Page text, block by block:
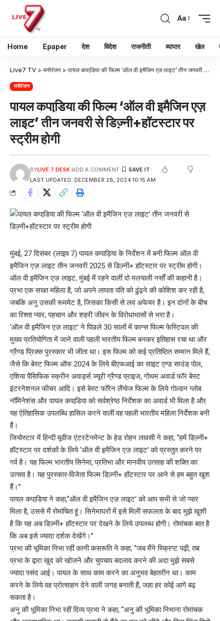
Aa
Home Epaper देश विदेश राजनीती व्यापार खेल
Live7 TV > मनोरंजन > पायल कपाडि़या की फिल्‍म ‘ऑल वी इमैजिन एज़ लाइट’ तीन जनवरी से डिज्‍़नी+हॉटस्‍टार पर स्‍ट्रीम होगी
मनोरंजन
पायल कपाडि़या की फिल्‍म ‘ऑल वी इमैजिन एज़
लाइट’ तीन जनवरी से डिज्‍़नी+हॉटस्‍टार पर
स्‍ट्रीम होगी
LAST UPDATED: DECEMBER 28, 2024 10:15 AM
BYLIVE 7 DESK ADD A COMMENT
मुंबई, 27 दिसंबर (लाइव 7) पायल कपाड़िया के निर्देशन में बनी फिल्म ऑल वी
इमैजिन एज़ लाइट तीन जनवरी 2025 से डिज्‍़नी+ हॉटस्‍टार पर स्‍ट्रीम होगी।
ऑल वी इमैजिन एज़ लाइट, मुंबई में रहने वालीं दो मलयाली नर्सों की कहानी है।
प्रभा एक सख्‍त महिला है, जो अपने लापता पति को ढुंढ़ने की कोशिश कर रही है,
जबकि अनु उसकी रूममेट है, जिसका किसी से लव अफेयर है। इन दोनों के बीच
का रिश्‍ता प्‍यार, पहचान और शहरी जीवन के विरोधाभासों से भरा है।
‘ऑल वी इमैजिन एज़ लाइट’ ने पिछले 30 सालों में कान्‍स फिल्‍म फेस्टिवल की
मुख्‍य प्रति‍योगिता में जाने वाली पहली भारतीय फिल्‍म बनकर इतिहास रचा था और
ग्रैण्‍ड प्रिक्‍स पुरस्‍कार भी जीता था। इस फिल्‍म को कई प्रतिष्ठित सम्‍मान मिले हैं,
जैसे कि बेस्‍ट फिल्‍म ऑफ 2024 के लिये बीएफआई का साइट एण्‍ड साउंड पोल,
एशिया पैसिफिक स्‍क्रीन अवार्ड्स ज्‍यूरी ग्रैण्‍ड प्राइज, गोथम अवार्ड फॉर बेस्‍ट
इंटरनेशनल फीचर आदि। इसे बेस्‍ट फॉरेन लैंग्‍वेज फिल्‍म के लिये गोल्‍डन ग्‍लोब
नॉमिनेशंस और पायल कपाडि़या को सर्वश्रेष्ठ निर्देशक का अवार्ड भी मिला है और
यह ऐतिहासिक उपलब्धि हासिल करने वालीं वह पहली भारतीय महिला निर्देशक बनी
हैं।
जियोस्‍टार में हिन्‍दी मूवीज एंटरटेनमेन्‍ट के हेड रोहन लावसी ने कहा, ‘‘हमें डिज्‍़नी+
हॉटस्‍टार पर दर्शकों के लिये ‘ऑल वी इमैजिन एज़ लाइट’ को प्रस्‍तुत करने पर
गर्व है। यह फिल्‍म भारतीय सिनेमा, प्रतिभा और मानवीय उत्‍साह की शक्ति का
उत्‍सव है। यह पुरस्‍कार-विजेता फिल्‍म डिज्‍़नी+ हॉटस्‍टार पर आने से हम बहुत खुश
हैं।’’
पायल कपाडि़या ने कहा,‘‘ऑल वी इमैजिन एज़ लाइट’ को आप सभी से जो प्‍यार
मिला है, उससे मैं रोमांचित हूं। सिनेमाघरों में इसे मिली सफलता के बाद मुझे खुशी
है कि यह अब डिज्‍़नी+ हॉटस्‍टार पर देखने के लिये उपलब्‍ध होगी। रोमांचक बात है
कि अब इसे ज्‍यादा दर्शक देखेंगे।’’
प्रभा की भूमिका निभा रहीं कानी कसरूति ने कहा, ‘‘जब मैंने स्क्रिप्‍ट पढ़ी, तब
प्रभा के द्वारा खुद को खोजने और चुपचाप बदलाव करने की अदा मुझे सबसे
ज्‍यादा पसंद आई। पायल के साथ काम करने का अनुभव बेहतरीन था। काम
करने के लिये वह प्रोत्‍साहन देने वाली जगह बनाती हैं, जहा हर कोई आगे बढ़
सकता है।
अनु की भूमिका निभा रहीं दिव्‍य प्रभा ने कहा, ‘‘अनु की भूमिका निभाना रोमांचक